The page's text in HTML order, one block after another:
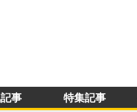
事 特集記事